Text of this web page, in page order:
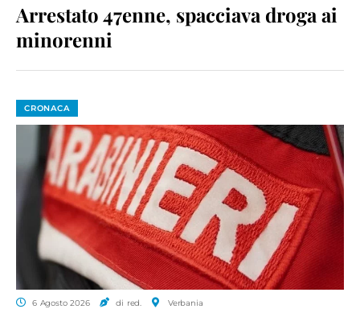
Arrestato 47enne, spacciava droga ai
minorenni
CRONACA
6 Agosto 2026 di red. Verbania